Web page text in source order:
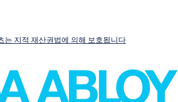
는 지적 재산권법에 의해 보호됩니다